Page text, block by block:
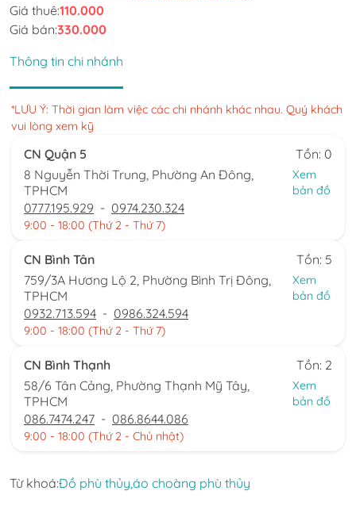
Giá thuê:110.000
Giá bán:330.000
Thông tin chi nhánh
*LƯU Ý: Thời gian làm việc các chi nhánh khác nhau. Quý khách
vui lòng xem kỹ
CN Quận 5
Tồn: 0
8 Nguyễn Thời Trung, Phường An Đông,
TPHCM
Xem
bản đồ
0777.195.929 - 0974.230.324
9:00 - 18:00 (Thứ 2 - Thứ 7)
CN Bình Tân
Tồn: 5
759/3A Hương Lộ 2, Phường Bình Trị Đông,
TPHCM
Xem
bản đồ
0932.713.594 - 0986.324.594
9:00 - 18:00 (Thứ 2 - Thứ 7)
CN Bình Thạnh
Tồn: 2
58/6 Tân Cảng, Phường Thạnh Mỹ Tây,
TPHCM
Xem
bản đồ
086.7474.247 - 086.8644.086
9:00 - 18:00 (Thứ 2 - Chủ nhật)
Từ khoá:Đồ phù thủy,áo choàng phù thủy